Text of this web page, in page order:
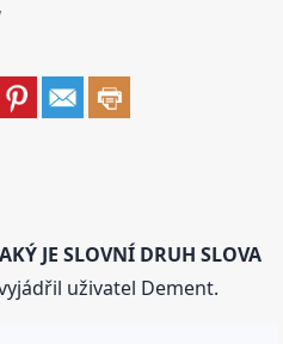
JE SLOVNÍ DRUH SLOVA
uživatel Dement.